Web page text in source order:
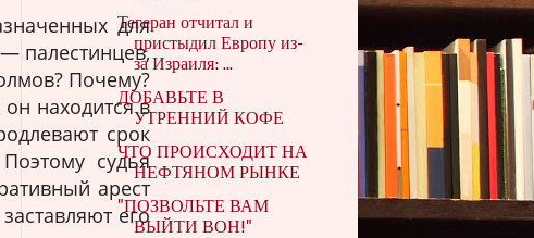
для
палестинцев,
Почему?
находится в
срок
судья
арест
его
Тегеран отчитал и
пристыдил Европу из-
за Израиля: ...
ДОБАВЬТЕ В
УТРЕННИЙ КОФЕ
ЧТО ПРОИСХОДИТ НА
НЕФТЯНОМ РЫНКЕ
"ПОЗВОЛЬТЕ ВАМ
ВЫЙТИ ВОН!"